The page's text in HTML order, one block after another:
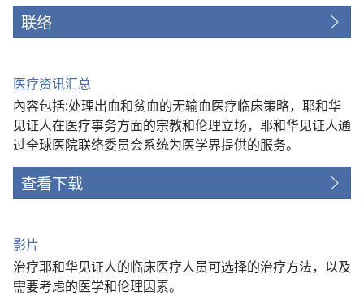
联络
医疗资讯汇总
內容包括:处理出血和贫血的无输血医疗临床策略，耶和华
见证人在医疗事务方面的宗教和伦理立场，耶和华见证人通
过全球医院联络委员会系统为医学界提供的服务。
查看下载
影片
治疗耶和华见证人的临床医疗人员可选择的治疗方法，以及
需要考虑的医学和伦理因素。